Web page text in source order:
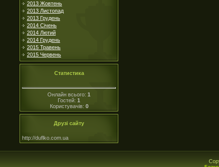
2013 Жовтень
2013 Листопад
2013 Грудень
2014 Січень
2014 Лютий
2014 Грудень
2015 Травень
2015 Червень
Статистика
Онлайн всього: 1
Гостей: 1
Користувачів: 0
Друзі сайту
http://duflko.com.ua